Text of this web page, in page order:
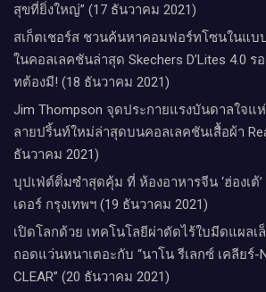
สุขที่ยิ่งใหญ่” (17 ธันวาคม 2021)
สเก็ตเชอร์ส ชวนค้นหาคอมฟอร์ทโซนในแ
ในคอลเลคชันล่าสุด Skechers D’Lites 4.0
ทต้องมี! (18 ธันวาคม 2021)
Jim Thompson จุดประกายแรงบันดาลใจแ
ลายปริ้นท์ใหม่ล่าสุดบนคอลเลคชันเสื้อผ้า
ธันวาคม 2021)
บุปเฟ่ต์ติ่มซำสุดคุ้ม ที่ ห้อง​อาหารจีน​ ‘ฮ่องเต้
เดอร์​ กรุงเทพฯ​ (19 ธันวาคม 2021)
เปิดโลกด้วย เทคโนโลยีผ่าตัดไร้ใบมีดแผลเ
ถอดแว่นหนาเตอะกับ “นาโน รีเลกซ์ เคลียร์-
CLEAR” (20 ธันวาคม 2021)